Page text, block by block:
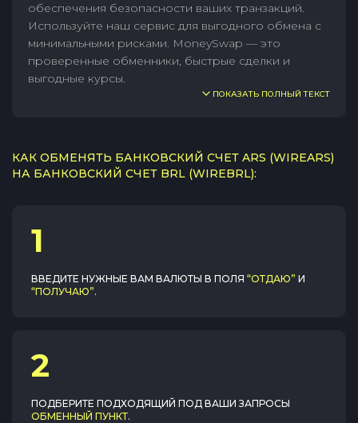
обеспечения безопасности ваших транзакций.
Используйте наш сервис для выгодного обмена с
минимальными рисками. MoneySwap — это
проверенные обменники, быстрые сделки и
выгодные курсы.
ПОКАЗАТЬ ПОЛНЫЙ ТЕКСТ
КАК ОБМЕНЯТЬ БАНКОВСКИЙ СЧЕТ ARS (WIREARS)
НА БАНКОВСКИЙ СЧЕТ BRL (WIREBRL):
1
ВВЕДИТЕ НУЖНЫЕ ВАМ ВАЛЮТЫ В ПОЛЯ “ОТДАЮ” И
“ПОЛУЧАЮ”.
2
ПОДБЕРИТЕ ПОДХОДЯЩИЙ ПОД ВАШИ ЗАПРОСЫ
ОБМЕННЫЙ ПУНКТ.